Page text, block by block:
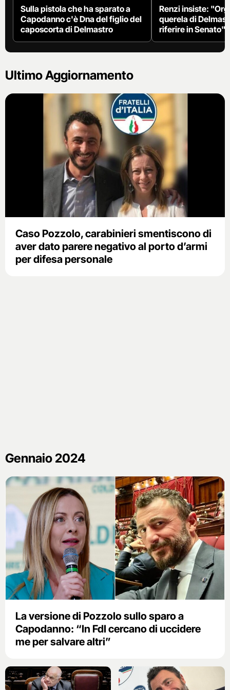
Sulla pistola che ha sparato a
Capodanno c'è Dna del figlio del
caposcorta di Delmastro
Renzi insiste:
querela di
riferire in Senato"
Ultimo Aggiornamento
Caso Pozzolo, carabinieri smentiscono di
aver dato parere negativo al porto d’armi
per difesa personale
Gennaio 2024
La versione di Pozzolo sullo sparo a
Capodanno: “In FdI cercano di uccidere
me per salvare altri”